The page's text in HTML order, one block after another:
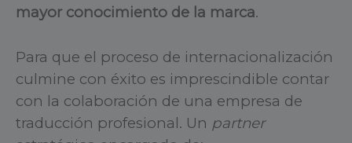
mayor conocimiento de la marca.
Para que el proceso de internacionalización
culmine con éxito es imprescindible contar
con la colaboración de una empresa de
traducción profesional. Un partner